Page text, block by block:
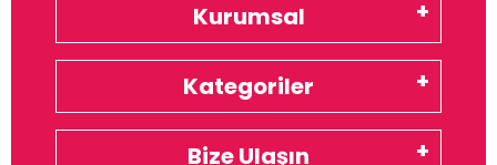
Kurumsal
Kategoriler
Bize Ulaşın